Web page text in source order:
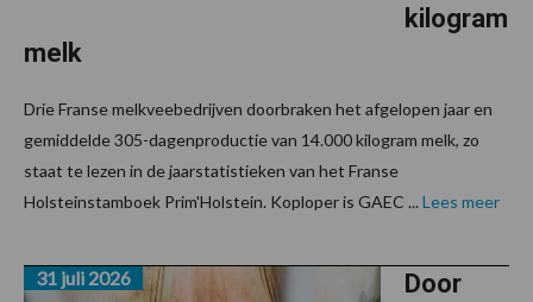
kilogram
melk
Drie Franse melkveebedrijven doorbraken het afgelopen jaar en
gemiddelde 305-dagenproductie van 14.000 kilogram melk, zo
staat te lezen in de jaarstatistieken van het Franse
Holsteinstamboek Prim'Holstein. Koploper is GAEC ... Lees meer
Door
31 juli 2026